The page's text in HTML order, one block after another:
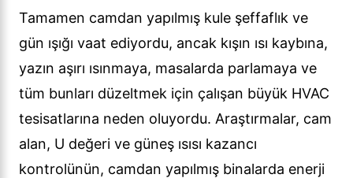
Tamamen camdan yapılmış kule şeffaflık ve
gün ışığı vaat ediyordu, ancak kışın ısı kaybına,
yazın aşırı ısınmaya, masalarda parlamaya ve
tüm bunları düzeltmek için çalışan büyük HVAC
tesisatlarına neden oluyordu. Araştırmalar, cam
alan, U değeri ve güneş ısısı kazancı
kontrolünün, camdan yapılmış binalarda enerji